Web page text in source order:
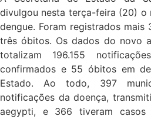
divulgou nesta terça-feira (20) o
dengue. Foram registrados
três óbitos. Os dados do novo
totalizam 196.155
confirmados e 55 óbitos em
Estado. Ao todo, 397
notificações da doença,
aegypti, e 366 tiveram casos